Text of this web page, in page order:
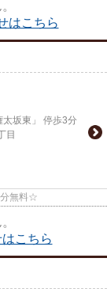
はこちら
太坂東」 停歩3分
目
分無料☆
こちら